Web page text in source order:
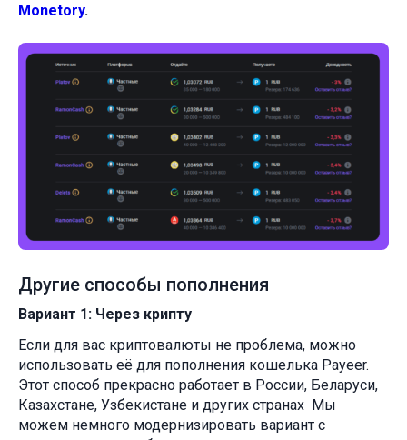
Monetory.
Другие способы пополнения
Вариант 1: Через крипту
Если для вас криптовалюты не проблема, можно
использовать её для пополнения кошелька Payeer.
Этот способ прекрасно работает в России, Беларуси,
Казахстане, Узбекистане и других странах Мы
можем немного модернизировать вариант с